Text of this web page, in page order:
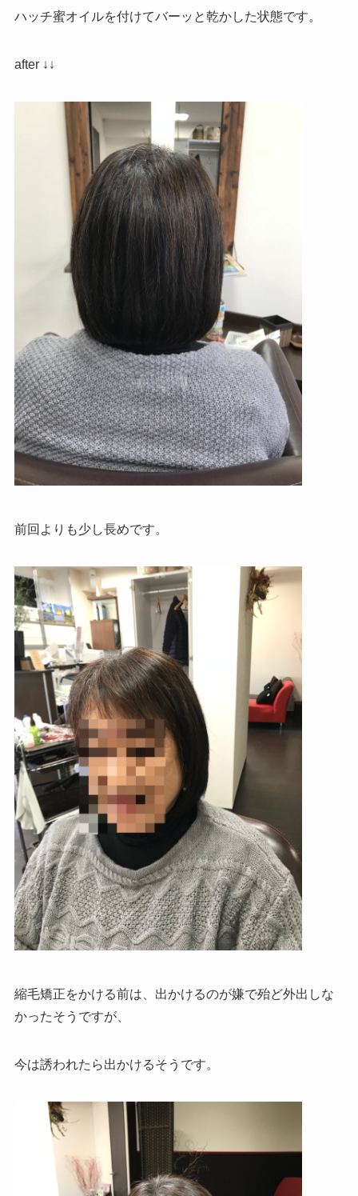
ハッチ蜜オイルを付けてバーッと乾かした状態です。
after ↓↓
前回よりも少し長めです。
縮毛矯正をかける前は、出かけるのが嫌で殆ど外出しな
かったそうですが、
今は誘われたら出かけるそうです。